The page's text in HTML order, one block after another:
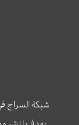
شبكة السراج